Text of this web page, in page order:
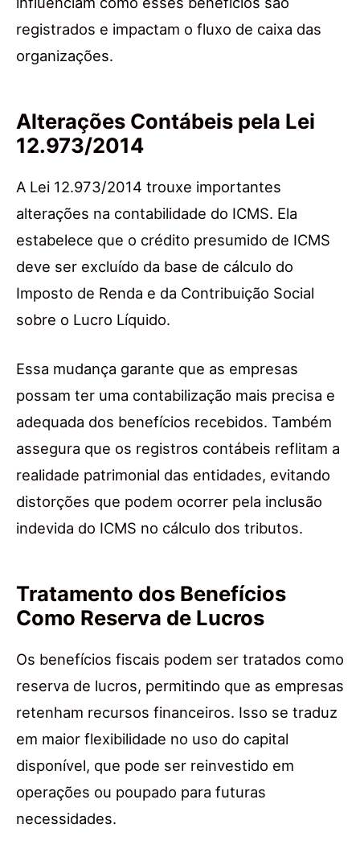
registrados e impactam o fluxo de caixa das
organizações.
Alterações Contábeis pela Lei
12.973/2014
A Lei 12.973/2014 trouxe importantes
alterações na contabilidade do ICMS. Ela
estabelece que o crédito presumido de ICMS
deve ser excluído da base de cálculo do
Imposto de Renda e da Contribuição Social
sobre o Lucro Líquido.
Essa mudança garante que as empresas
possam ter uma contabilização mais precisa e
adequada dos benefícios recebidos. Também
assegura que os registros contábeis reflitam a
realidade patrimonial das entidades, evitando
distorções que podem ocorrer pela inclusão
indevida do ICMS no cálculo dos tributos.
Tratamento dos Benefícios
Como Reserva de Lucros
Os benefícios fiscais podem ser tratados como
reserva de lucros, permitindo que as empresas
retenham recursos financeiros. Isso se traduz
em maior flexibilidade no uso do capital
disponível, que pode ser reinvestido em
operações ou poupado para futuras
necessidades.